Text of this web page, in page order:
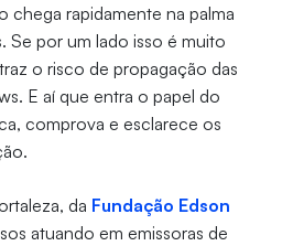
chega rapidamente na palma
Se por um lado isso é muito
o risco de propagação das
E aí que entra o papel do
comprova e esclarece os
da Fundação Edson
atuando em emissoras de